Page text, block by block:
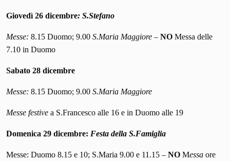
Giovedì 26 dicembre: S.Stefano
Messe: 8.15 Duomo; 9.00 S.Maria Maggiore – NO Messa delle
7.10 in Duomo
Sabato 28 dicembre
Messe: 8.15 Duomo; 9.00 S.Maria Maggiore
Messe festive a S.Francesco alle 16 e in Duomo alle 19
Domenica 29 dicembre: Festa della S.Famiglia
Messe: Duomo 8.15 e 10; S.Maria 9.00 e 11.15 – NO Messa ore